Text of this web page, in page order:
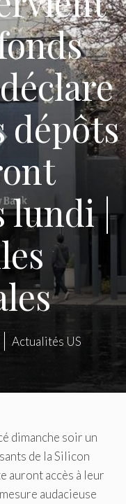
dépôts
lundi |
Actualités US
dimanche soir un
de la Silicon
auront accès à leur
audacieuse